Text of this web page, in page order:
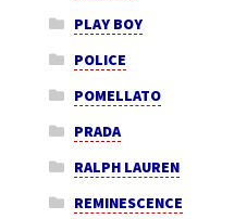
PLAY BOY
POLICE
POMELLATO
PRADA
RALPH LAUREN
REMINESCENCE